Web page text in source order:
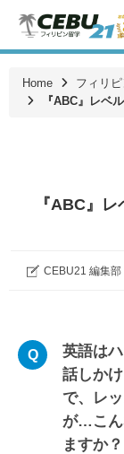
Home フィリ
『ABC』レベ
『ABC』
CEBU21 編集部
英語は
話しか
で、レ
が…こん
ますか